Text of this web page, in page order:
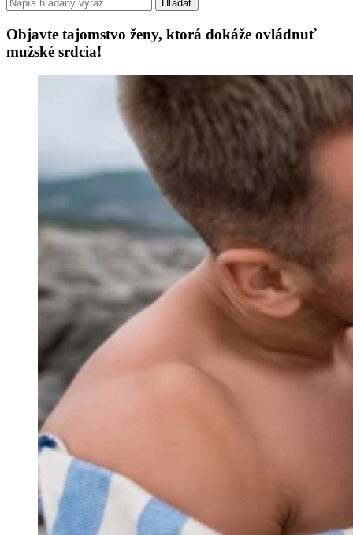
Hľadať
Objavte tajomstvo ženy, ktorá dokáže ovládnuť
mužské srdcia!